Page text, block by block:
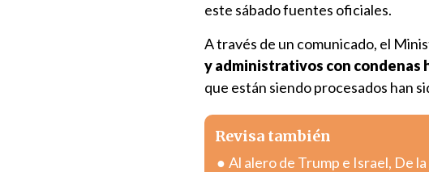
este sábado fuentes oficiales.
A través de un comunicado, el
y administrativos con
que están siendo procesados han
Revisa también
Al alero de Trump e Israel, De